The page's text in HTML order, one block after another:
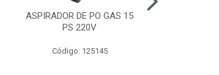
ASPIRADOR DE PO GAS 15
PS 220V
Código: 125145